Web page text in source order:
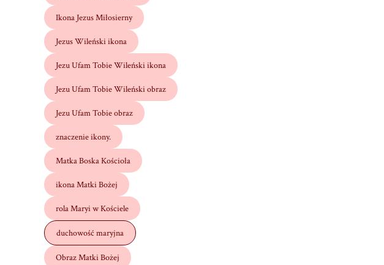
Ikona Jezus Miłosierny
Jezus Wileński ikona
Jezu Ufam Tobie Wileński ikona
Jezu Ufam Tobie Wileński obraz
Jezu Ufam Tobie obraz
znaczenie ikony.
Matka Boska Kościoła
ikona Matki Bożej
rola Maryi w Kościele
duchowość maryjna
Obraz Matki Bożej